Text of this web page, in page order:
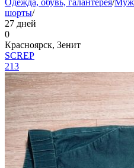
Одежда, обувь, галантерея/
шорты/
27 дней
0
Красноярск, Зенит
SCREP
213